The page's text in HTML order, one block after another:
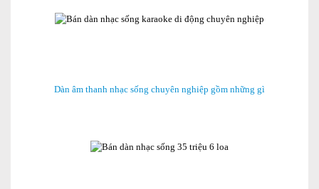
Dàn âm thanh nhạc sống chuyên nghiệp gồm những gì